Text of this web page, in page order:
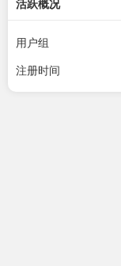
活跃概况
用户组
注册时间